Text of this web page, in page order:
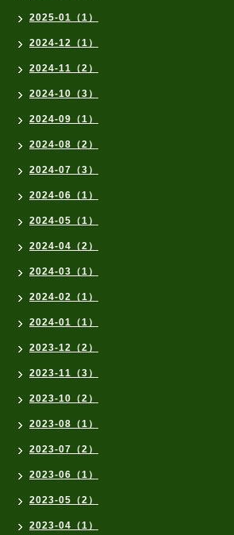
2025-01（1）
2024-12（1）
2024-11（2）
2024-10（3）
2024-09（1）
2024-08（2）
2024-07（3）
2024-06（1）
2024-05（1）
2024-04（2）
2024-03（1）
2024-02（1）
2024-01（1）
2023-12（2）
2023-11（3）
2023-10（2）
2023-08（1）
2023-07（2）
2023-06（1）
2023-05（2）
2023-04（1）